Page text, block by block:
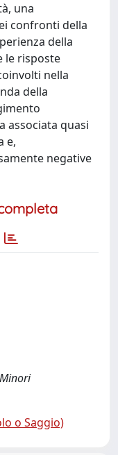
una
confronti della
della
le risposte
nella
della
associata quasi
e,
negative
o Saggio)